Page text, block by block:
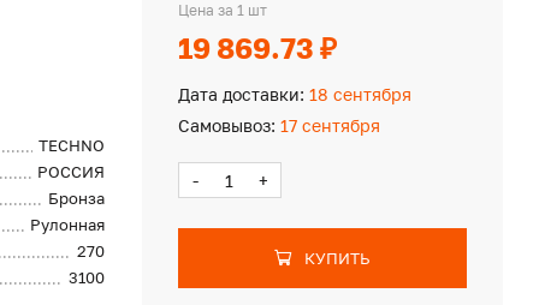
TECHNO
РОССИЯ
Бронза
Рулонная
270
3100
Цена за 1 шт
19 869.73 ₽
Дата доставки: 18 сентября
Самовывоз: 17 сентября
- +
КУПИТЬ